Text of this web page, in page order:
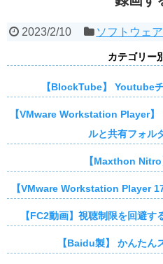
2023/2/10 ソフトウェ
カテゴリー
【BlockTube】 Youtube
【VMware Workstation Player
ルと共有フォル
【Maxthon
【VMware Workstation Player
【FC2動画】視聴制限を回避
【Baidu製】 かんたん